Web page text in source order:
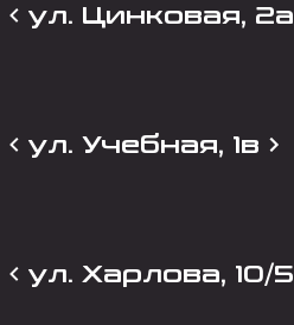
ул. Цинковая, 2а
ул. Учебная, 1в
ул. Харлова, 10/5